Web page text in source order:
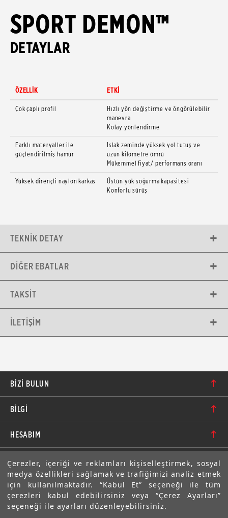
Çerezler, içeriği ve reklamları kişiselleştirmek, sosyal
medya özellikleri sağlamak ve trafiğimizi analiz etmek
için kullanılmaktadır. “Kabul Et” seçeneği ile tüm
çerezleri kabul edebilirsiniz veya “Çerez Ayarları”
seçeneği ile ayarları düzenleyebilirsiniz.
SPORT DEMON™
DETAYLAR
ÖZELLİK ETKİ
Çok çaplı profil
Hızlı yön değiştirme ve öngörülebilir
manevra
Kolay yönlendirme
Farklı materyaller ile
güçlendirilmiş hamur
Islak zeminde yüksek yol tutuş ve
uzun kilometre ömrü
Mükemmel fiyat/ performans oranı
Yüksek dirençli naylon karkas
Üstün yük soğurma kapasitesi
Konforlu sürüş
TEKNIK DETAY
DIĞER EBATLAR
TAKSIT
İLETIŞIM
BIZI BULUN
bilgi@motolastik.com
+90 549 549 66 86
+90 232 462 08 42
BİLGİ
Banka Hesap Numaraları
Teknik Bilgi
Sıkça Sorulan Sorular
Gizlilik Bildirimi ve Güvenlik
HESABIM
Siparişler
Adresler
Üyelik Bilgilerim
E-BÜLTEN
Abone olarak aramıza katılın. Avantajlardan ve indirimlerden
ilk sizin haberiniz olsun!